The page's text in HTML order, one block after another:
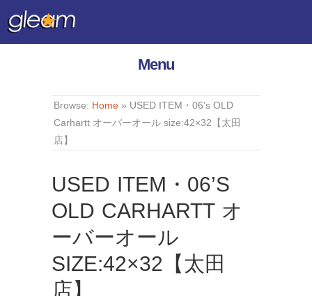
Menu
Browse: Home » USED ITEM・06’s OLD
Carhartt オーバーオール size:42×32【太田
店】
USED ITEM・06’S
OLD CARHARTT オ
ーバーオール
SIZE:42×32【太田
店】